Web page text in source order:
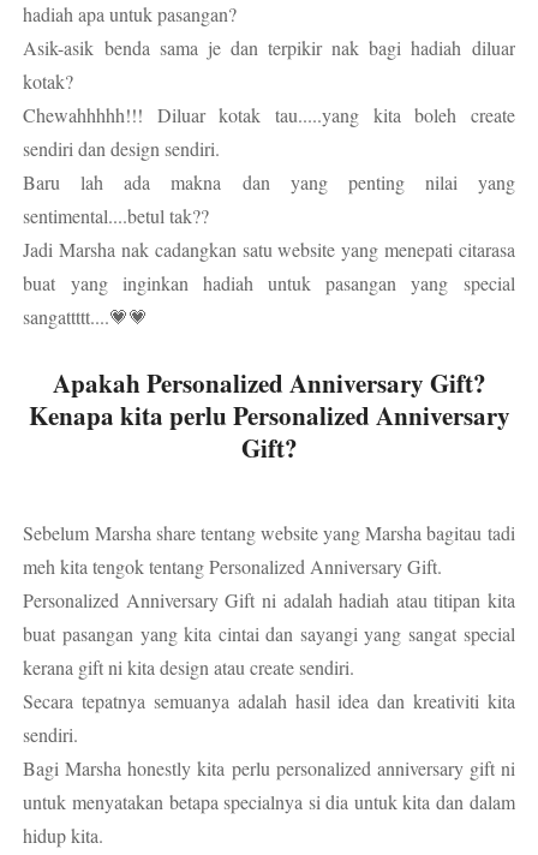
hadiah apa untuk pasangan?
Asik-asik benda sama je dan terpikir nak bagi hadiah diluar
kotak?
Chewahhhhh!!! Diluar kotak tau.....yang kita boleh create
sendiri dan design sendiri.
Baru lah ada makna dan yang penting nilai yang
sentimental....betul tak??
Jadi Marsha nak cadangkan satu website yang menepati citarasa
buat yang inginkan hadiah untuk pasangan yang special
sangattttt....💗💗
Apakah Personalized Anniversary Gift?
Kenapa kita perlu Personalized Anniversary
Gift?
Sebelum Marsha share tentang website yang Marsha bagitau tadi
meh kita tengok tentang Personalized Anniversary Gift.
Personalized Anniversary Gift ni adalah hadiah atau titipan kita
buat pasangan yang kita cintai dan sayangi yang sangat special
kerana gift ni kita design atau create sendiri.
Secara tepatnya semuanya adalah hasil idea dan kreativiti kita
sendiri.
Bagi Marsha honestly kita perlu personalized anniversary gift ni
untuk menyatakan betapa specialnya si dia untuk kita dan dalam
hidup kita.